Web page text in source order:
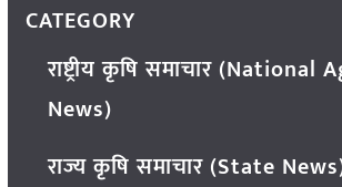
CATEGORY
राष्ट्रीय कृषि समाचार
News)
राज्य कृषि समाचार (State